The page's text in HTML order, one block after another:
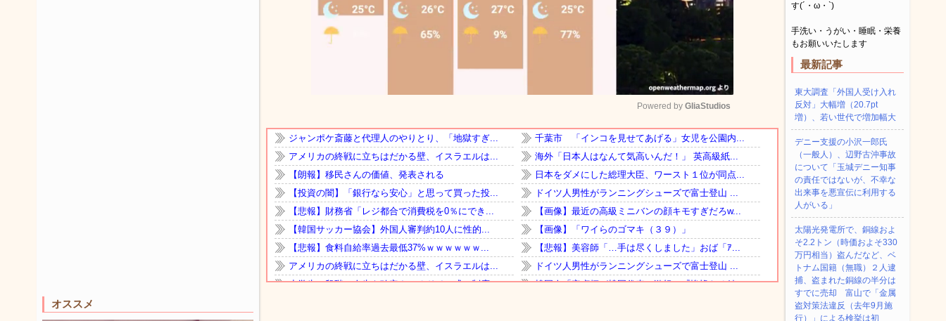
オススメ
Mute
Powered by GliaStudios
す(´・ω・`)
手洗い・うがい・睡眠・栄養
もお願いいたします
最新記事
東大調査「外国人受け入れ
反対」大幅増（20.7pt
増）、若い世代で増加幅大
デニー支援の小沢一郎氏
（一般人）、辺野古沖事故
について「玉城デニー知事
の責任ではないが、不幸な
出来事を悪宣伝に利用する
人がいる」
太陽光発電所で、銅線およ
そ2.2トン（時価およそ330
万円相当）盗んだなど、ベ
トナム国籍（無職）２人逮
捕、盗まれた銅線の半分は
すでに売却 富山で「金属
盗対策法違反（去年9月施
行）」による検挙は初